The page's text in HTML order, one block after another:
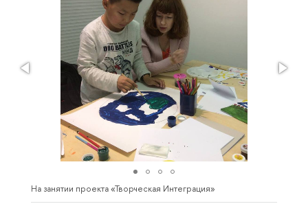
На занятии проекта «Творческая Интеграция»